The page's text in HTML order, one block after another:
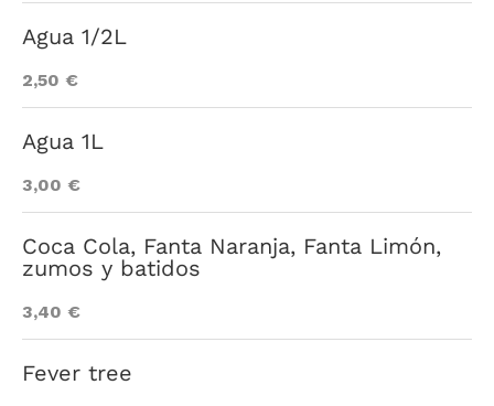
Agua 1/2L
2,50 €
Agua 1L
3,00 €
Coca Cola, Fanta Naranja, Fanta Limón,
zumos y batidos
3,40 €
Fever tree